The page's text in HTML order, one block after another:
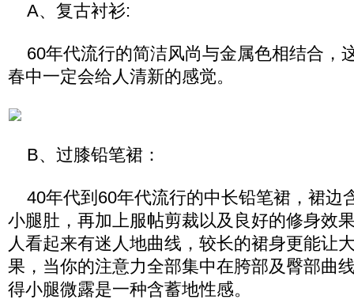
A、复古衬衫:
60年代流行的简洁风尚与金属色相结合，
春中一定会给人清新的感觉。
B、过膝铅笔裙：
40年代到60年代流行的中长铅笔裙，裙边
小腿肚，再加上服帖剪裁以及良好的修身效
人看起来有迷人地曲线，较长的裙身更能让
果，当你的注意力全部集中在胯部及臀部曲
得小腿微露是一种含蓄地性感。